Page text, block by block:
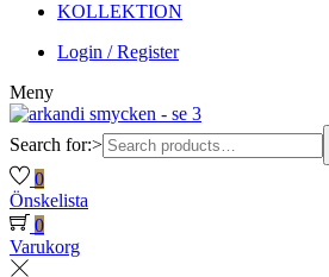
KOLLEKTION
Login / Register
Meny
Search for:>
0
Önskelista
0
Varukorg